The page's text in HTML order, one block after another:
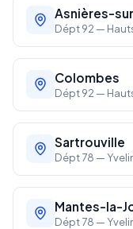
Asnières-
Dépt 92 —
Colombes
Dépt 92 —
Sartrouville
Dépt 78 —
Mantes-la-
Dépt 78 —